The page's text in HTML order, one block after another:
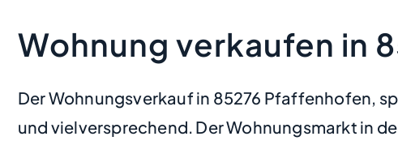
Wohnung verkaufen in
Der Wohnungsverkauf in 85276 Pfaffenhofen,
und vielversprechend. Der Wohnungsmarkt in